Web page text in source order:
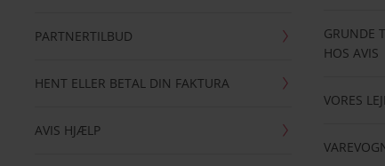
PARTNERTILBUD
HENT ELLER BETAL DIN FAKTURA
AVIS HJÆLP
GRUNDE
HOS AVIS
VORES